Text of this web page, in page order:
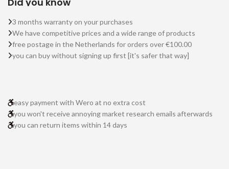
3 months warranty on your purchases
We have competitive prices and a wide range of products
free postage in the Netherlands for orders over €100.00
you can buy without signing up first [it's safer that way]
easy payment with Wero at no extra cost
you won't receive annoying market research emails afterwards
you can return items within 14 days